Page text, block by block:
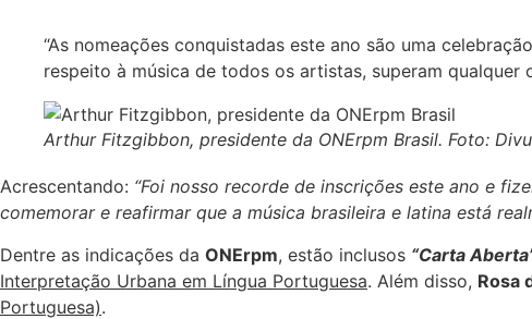
“As nomeações conquistadas este ano são uma
respeito à música de todos os artistas, superam qualquer
Arthur Fitzgibbon, presidente da ONErpm Brasil. Foto:
Acrescentando: “Foi nosso recorde de inscrições este ano e
comemorar e reafirmar que a música brasileira e latina está
Dentre as indicações da ONErpm, estão inclusos “Carta
Interpretação Urbana em Língua Portuguesa. Além disso, Rosa
Portuguesa).